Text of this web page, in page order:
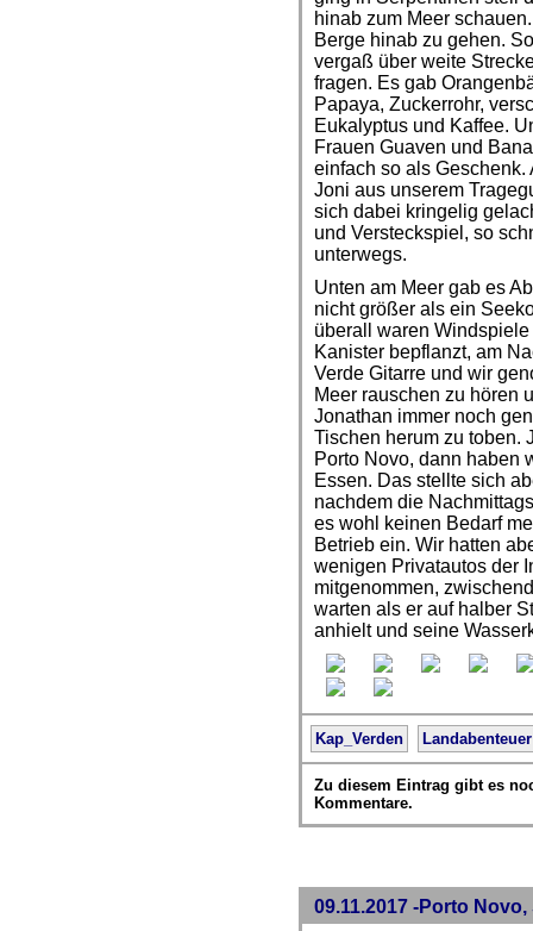
hinab zum Meer
Berge hinab zu gehen.
vergaß über weite
fragen. Es gab
Papaya, Zuckerrohr,
Eukalyptus und Kaffee.
Frauen Guaven und
einfach so als Geschenk.
Joni aus unserem
sich dabei kringelig
und Versteckspiel, so
unterwegs.
Unten am Meer gab es
nicht größer als ein
überall waren
Kanister bepflanzt, am
Verde Gitarre und wir
Meer rauschen zu hören
Jonathan immer noch
Tischen herum zu toben.
Porto Novo, dann haben
Essen. Das stellte sich
nachdem die
es wohl keinen Bedarf
Betrieb ein. Wir hatten
wenigen Privatautos der
mitgenommen,
warten als er auf halber
anhielt und seine
Kap_Verden Landabenteuer
Zu diesem Eintrag gibt es
Kommentare.
09.11.2017 -Porto